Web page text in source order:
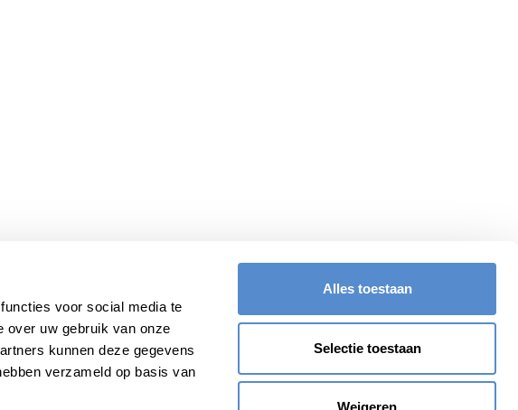
voor social media te
over uw gebruik van onze
kunnen deze gegevens
verzameld op basis van
Alles toestaan
Selectie toestaan
Weigeren